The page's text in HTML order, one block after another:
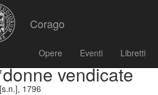
Corago
Opere Eventi Libretti
vendicate
1796